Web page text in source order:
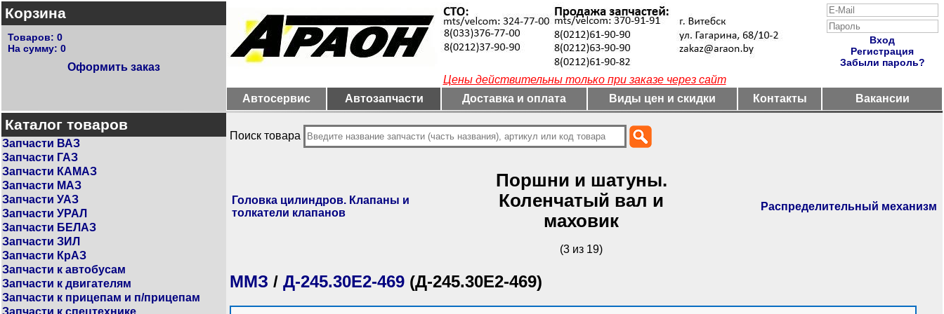
Корзина
Товаров: 0
На сумму: 0
Оформить заказ
Вход
Регистрация
Забыли пароль?
Цены действительны только при заказе через сайт
Автосервис
Автозапчасти Доставка и оплата Виды цен и скидки Контакты Вакансии
Каталог товаров
Запчасти ВАЗ
Запчасти ГАЗ
Запчасти КАМАЗ
Запчасти МАЗ
Запчасти УАЗ
Запчасти УРАЛ
Запчасти БЕЛАЗ
Запчасти ЗИЛ
Запчасти КрАЗ
Запчасти к автобусам
Запчасти к двигателям
Запчасти к прицепам и п/прицепам
Запчасти к спецтехнике
Поиск товара
Головка цилиндров. Клапаны и
толкатели клапанов
Поршни и шатуны.
Коленчатый вал и
маховик
(3 из 19)
Распределительный механизм
ММЗ / Д-245.30Е2-469 (Д-245.30Е2-469)